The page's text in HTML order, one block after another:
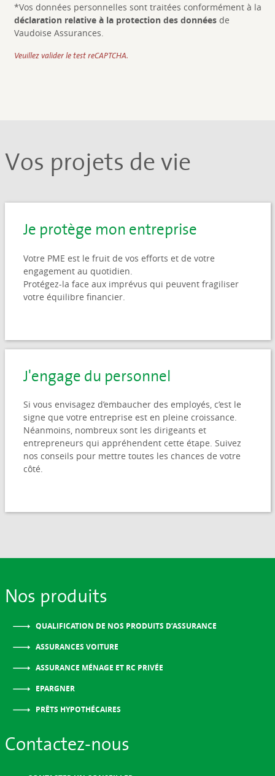
*Vos données personnelles sont traitées conformément à la
déclaration relative à la protection des donnéesde
Vaudoise Assurances.
Veuillez valider le test reCAPTCHA.
Vos projets de vie
Je protège mon entreprise
Votre PME est le fruit de vos efforts et de votre
engagement au quotidien.
Protégez-la face aux imprévus qui peuvent fragiliser
votre équilibre financier.
J'engage du personnel
Si vous envisagez d’embaucher des employés, c’est le
signe que votre entreprise est en pleine croissance.
Néanmoins, nombreux sont les dirigeants et
entrepreneurs qui appréhendent cette étape. Suivez
nos conseils pour mettre toutes les chances de votre
côté.
Nos produits
QUALIFICATION DE NOS PRODUITS D’ASSURANCE
ASSURANCES VOITURE
ASSURANCE MÉNAGE ET RC PRIVÉE
EPARGNER
PRÊTS HYPOTHÉCAIRES
Contactez-nous